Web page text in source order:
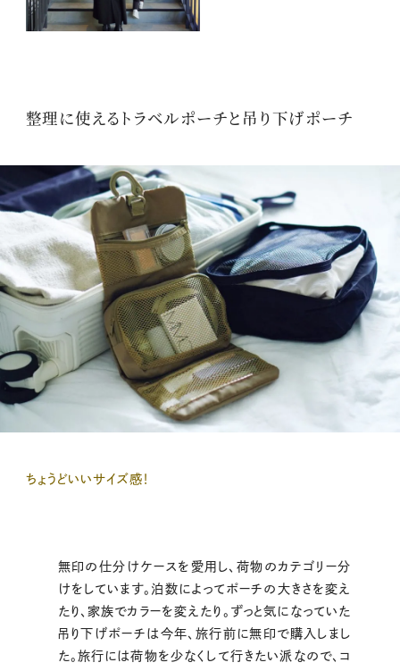
整理に使えるトラベルポーチと吊り下げポーチ
ちょうどいいサイズ感！
無印の仕分けケースを愛用し、荷物のカテゴリー分
けをしています。泊数によってポーチの大きさを変え
たり、家族でカラーを変えたり。ずっと気になっていた
吊り下げポーチは今年、旅行前に無印で購入しまし
た。旅行には荷物を少なくして行きたい派なので、コ